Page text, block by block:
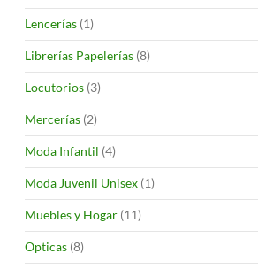
Lencerías (1)
Librerías Papelerías (8)
Locutorios (3)
Mercerías (2)
Moda Infantil (4)
Moda Juvenil Unisex (1)
Muebles y Hogar (11)
Opticas (8)